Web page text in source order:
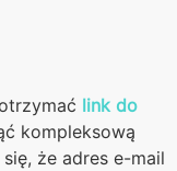
link do
kompleksową
że adres e-mail